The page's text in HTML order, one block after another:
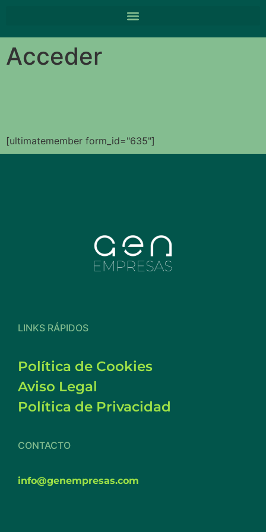
Acceder
[ultimatemember form_id="635"]
LINKS RÁPIDOS
Política de Cookies
Aviso Legal
Política de Privacidad
CONTACTO
info@genempresas.com